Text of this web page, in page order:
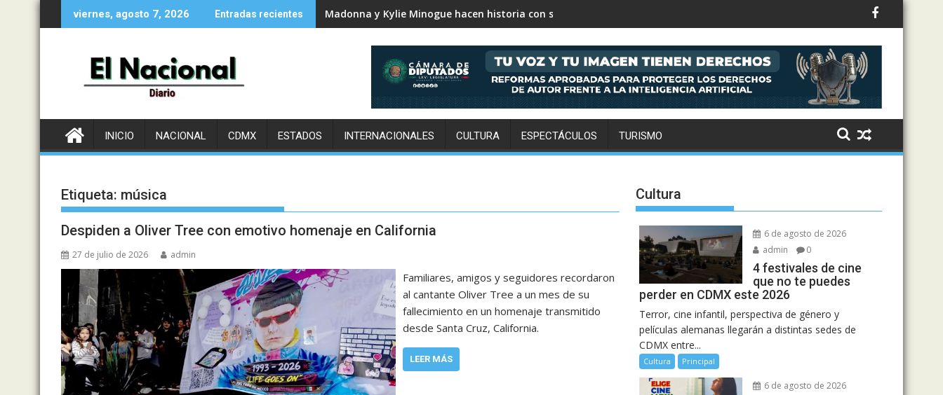
al
viernes, agosto 7, 2026 Entradas recientes Karol G revela el tracklist de No me arrepiento de sentir tanto: Drake, Bruno Mars y más estrellas se suman al álbum
Madonna y Kylie Minogue hacen historia con su primera colaboración: así suena el remix de Love Sensation
INICIO NACIONAL CDMX ESTADOS INTERNACIONALES CULTURA ESPECTÁCULOS TURISMO
Etiqueta: música
Despiden a Oliver Tree con emotivo homenaje en California
27 de julio de 2026 admin
Familiares, amigos y seguidores recordaron
al cantante Oliver Tree a un mes de su
fallecimiento en un homenaje transmitido
desde Santa Cruz, California.
LEER MÁS
Cultura
6 de agosto de 2026
admin
0
4 festivales de cine
que no te puedes
perder en CDMX este 2026
Terror, cine infantil, perspectiva de género y
películas alemanas llegarán a distintas sedes de
CDMX entre...
Cultura Principal
6 de agosto de 2026